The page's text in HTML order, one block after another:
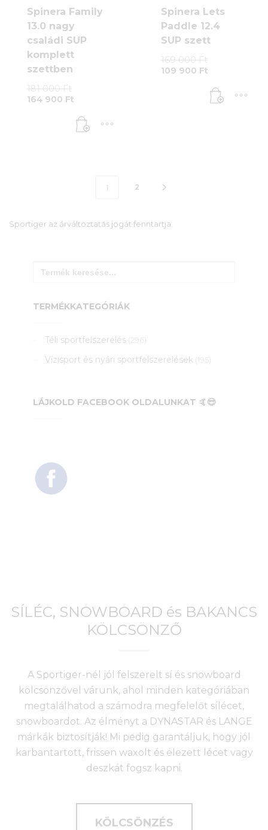
Spinera Family
13.0 nagy
családi SUP
komplett
szettben
181 000Ft
181
000 Ft.
164 900 Ft
is:
164
Spinera Lets
Paddle 12.4
SUP szett
169 000Ft
169
000 Ft.
109 900 Ft
is:
109
1 2
Sportiger az árváltoztatás jogát fenntartja.
for:
TERMÉKKATEGÓRIÁK
Téli sportfelszerelés (296)
Vízisport és nyári sportfelszerelések (195)
LÁJKOLD FACEBOOK OLDALUNKAT 🤙😎
SÍLÉC, SNOWBOARD és BAKANCS
KÖLCSÖNZŐ
A Sportiger-nél jól felszerelt sí és snowboard
kölcsönzővel várunk, ahol minden kategóriában
megtalálhatod a számodra megfelelőt sílécet,
snowboardot. Az élményt a DYNASTAR és LANGE
márkák biztosítják! Mi pedig garantáljuk, hogy jól
karbantartott, frissen waxolt és élezett lécet vagy
deszkát fogsz kapni.
KÖLCSÖNZÉS